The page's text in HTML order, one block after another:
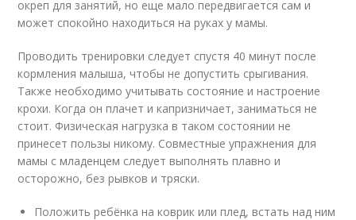
окреп для занятий, но еще мало передвигается сам и
может спокойно находиться на руках у мамы.
Проводить тренировки следует спустя 40 минут после
кормления малыша, чтобы не допустить срыгивания.
Также необходимо учитывать состояние и настроение
крохи. Когда он плачет и капризничает, заниматься не
стоит. Физическая нагрузка в таком состоянии не
принесет пользы никому. Совместные упражнения для
мамы с младенцем следует выполнять плавно и
осторожно, без рывков и тряски.
Положить ребёнка на коврик или плед, встать над ним